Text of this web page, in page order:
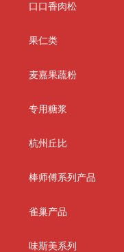
口口香肉松
果仁类
麦嘉果蔬粉
专用糖浆
杭州丘比
棒师傅系列产品
雀巢产品
味斯美系列